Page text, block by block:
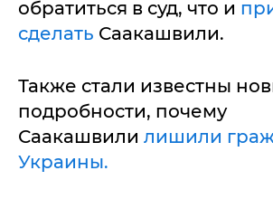
обратиться в суд, что и
сделать Саакашвили.
Также стали известны
подробности, почему
Саакашвили лишили
Украины.